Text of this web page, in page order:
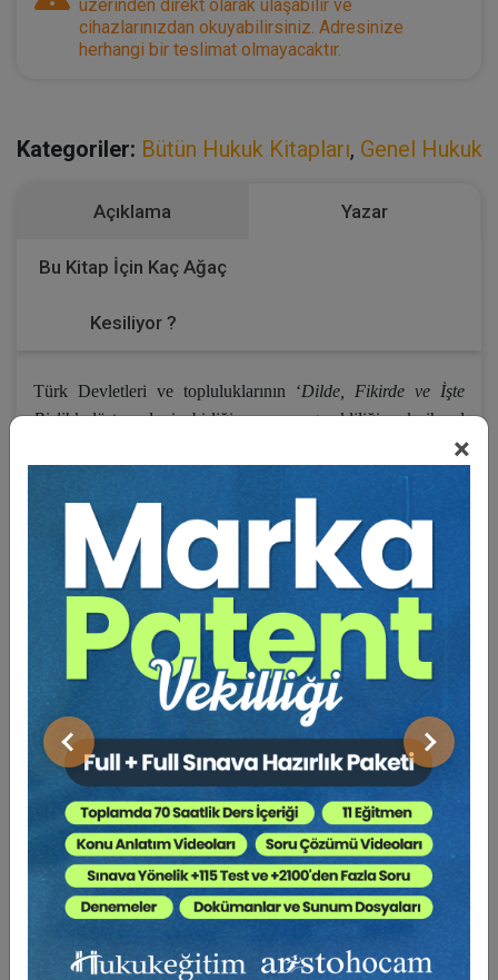
×
Önceki Sonraki
üzerinden direkt olarak ulaşabilir ve
cihazlarınızdan okuyabilirsiniz. Adresinize
herhangi bir teslimat olmayacaktır.
Kategoriler: Bütün Hukuk Kitapları, Genel Hukuk
Açıklama Yazar
Bu Kitap İçin Kaç Ağaç
Kesiliyor ?
Türk Devletleri ve topluluklarının ‘Dilde, Fikirde ve İşte
Birlik’düsturuyla iş birliği yapması gerekliliği çok ihmal
edilmiş ve geç kalınmış bir konudur. Siyasi otoriteler kadar,
üniversitelere ve sivil toplum örgütlerine de sıradan vatandaşa
da ödevler düşmektedir. Bu görev ve acil ihtiyaç daha fazla
geciktirilmemelidir: ‘Türk Budun, Ertin, Ökün!’ ve ‘
Bel’ine, Dil’ine Sahip Ol
!’.
Bu Kongrenin ön adımları daha önce İstanbul’da
tarafımızdan organize edilen ve çok sayıda Türk Devlet ve
topluluklarının temsilcilerinin katıldığı 1. ve 2. Türk Dünyası
Kurultaylarıdır.Türk Dünyası 1. Hukuk Kurultayı
Haziran 2010 tarihlerinde ve 2. Türk Dünyası Hukuk
Kurultayıise 14-16 Kasım 2011 tarihlerinde gerçekleştirildi.
Ancak, bu Kurultaylarda sunulan bildiriler kitap olarak
basılamadığı için, istenen etki ve faydayı tamamen sağlamadı.
Bu kez Yeditepe Üniversitesi Hukuk Fakültesi olarak yakın
zamanda Türk Devletlerince hayata geçirilebilecek belli
konulara odaklıTürk Devletleri 1. Uluslararası Hukuk
Kongresi
kitapta yer alan yazılar, bu Kongre’de sunulan bildirilerin